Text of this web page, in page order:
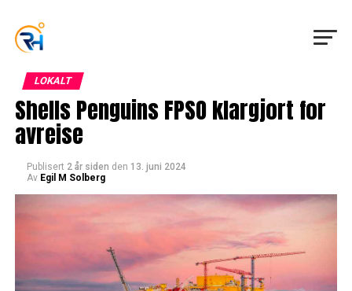
LOKALT
Shells Penguins FPSO klargjort for
avreise
Publisert 2 år siden den 13. juni 2024
Av Egil M Solberg